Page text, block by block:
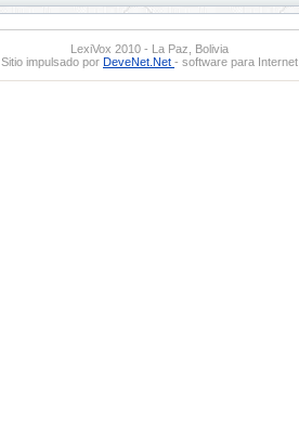
LexiVox 2010 - La Paz, Bolivia
Sitio impulsado por DeveNet.Net - software para Internet